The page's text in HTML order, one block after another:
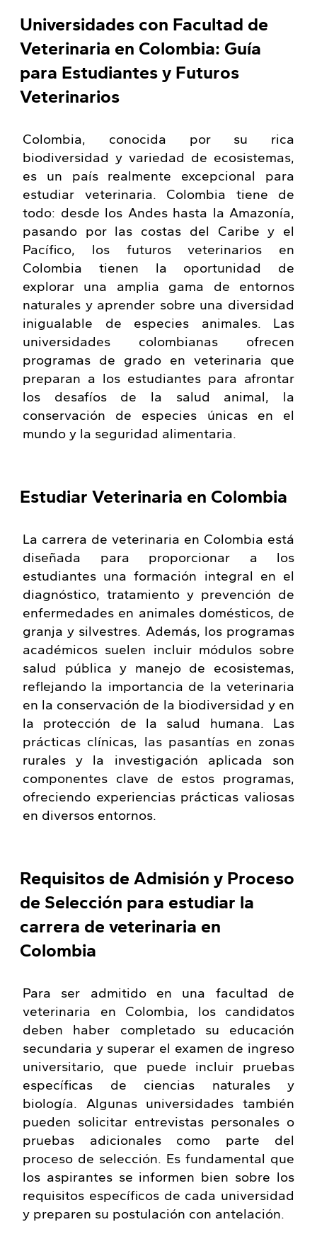
Universidades con Facultad de
Veterinaria en Colombia: Guía
para Estudiantes y Futuros
Veterinarios
Colombia, conocida por su rica
biodiversidad y variedad de ecosistemas,
es un país realmente excepcional para
estudiar veterinaria. Colombia tiene de
todo: desde los Andes hasta la Amazonía,
pasando por las costas del Caribe y el
Pacífico, los futuros veterinarios en
Colombia tienen la oportunidad de
explorar una amplia gama de entornos
naturales y aprender sobre una diversidad
inigualable de especies animales. Las
universidades colombianas ofrecen
programas de grado en veterinaria que
preparan a los estudiantes para afrontar
los desafíos de la salud animal, la
conservación de especies únicas en el
mundo y la seguridad alimentaria.
Estudiar Veterinaria en Colombia
La carrera de veterinaria en Colombia está
diseñada para proporcionar a los
estudiantes una formación integral en el
diagnóstico, tratamiento y prevención de
enfermedades en animales domésticos, de
granja y silvestres. Además, los programas
académicos suelen incluir módulos sobre
salud pública y manejo de ecosistemas,
reflejando la importancia de la veterinaria
en la conservación de la biodiversidad y en
la protección de la salud humana. Las
prácticas clínicas, las pasantías en zonas
rurales y la investigación aplicada son
componentes clave de estos programas,
ofreciendo experiencias prácticas valiosas
en diversos entornos.
Requisitos de Admisión y Proceso
de Selección para estudiar la
carrera de veterinaria en
Colombia
Para ser admitido en una facultad de
veterinaria en Colombia, los candidatos
deben haber completado su educación
secundaria y superar el examen de ingreso
universitario, que puede incluir pruebas
específicas de ciencias naturales y
biología. Algunas universidades también
pueden solicitar entrevistas personales o
pruebas adicionales como parte del
proceso de selección. Es fundamental que
los aspirantes se informen bien sobre los
requisitos específicos de cada universidad
y preparen su postulación con antelación.